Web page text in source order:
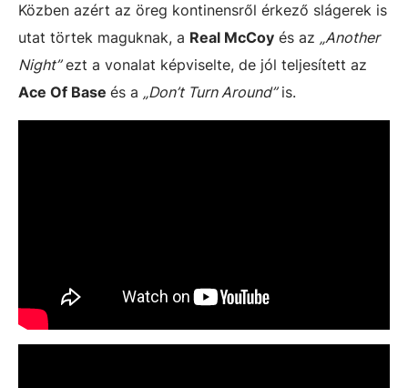
Közben azért az öreg kontinensről érkező slágerek is
utat törtek maguknak, a Real McCoy és az „Another
Night”ezt a vonalat képviselte, de jól teljesített az
Ace Of Base és a „Don’t Turn Around”is.